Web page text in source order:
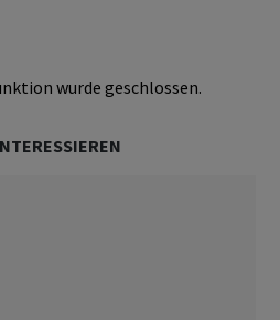
wurde geschlossen.